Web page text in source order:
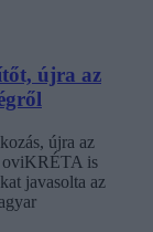
újra az
újra az
oviKRÉTA is
javasolta az